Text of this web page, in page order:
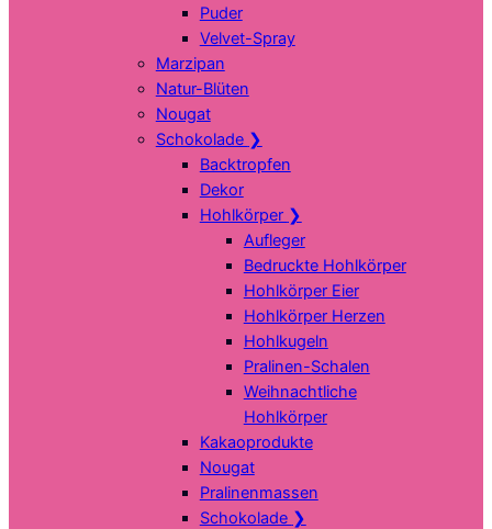
Puder
Velvet-Spray
Marzipan
Natur-Blüten
Nougat
Schokolade ❯
Backtropfen
Dekor
Hohlkörper ❯
Aufleger
Bedruckte Hohlkörper
Hohlkörper Eier
Hohlkörper Herzen
Hohlkugeln
Pralinen-Schalen
Weihnachtliche
Hohlkörper
Kakaoprodukte
Nougat
Pralinenmassen
Schokolade ❯